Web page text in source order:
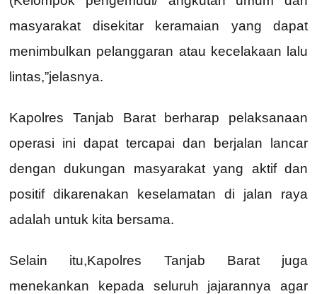
masyarakat disekitar keramaian yang dapat
menimbulkan pelanggaran atau kecelakaan lalu
lintas,”jelasnya.
Kapolres Tanjab Barat berharap pelaksanaan
operasi ini dapat tercapai dan berjalan lancar
dengan dukungan masyarakat yang aktif dan
positif dikarenakan keselamatan di jalan raya
adalah untuk kita bersama.
Selain itu,Kapolres Tanjab Barat juga
menekankan kepada seluruh jajarannya agar